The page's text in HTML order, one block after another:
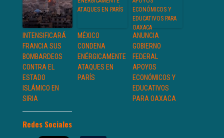
INTENSIFICARÁ
FRANCIA SUS
BOMBARDEOS
CONTRA EL
ESTADO
ISLÁMICO EN
SIRIA
MÉXICO
CONDENA
ENÉRGICAMENTE
ATAQUES EN
PARÍS
ANUNCIA
GOBIERNO
FEDERAL
APOYOS
ECONÓMICOS Y
EDUCATIVOS
PARA OAXACA
Redes Sociales